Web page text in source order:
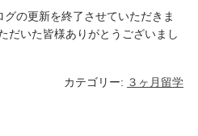
の更新を終了させていただきま
だいた皆様ありがとうございまし
カテゴリー: ３ヶ月留学